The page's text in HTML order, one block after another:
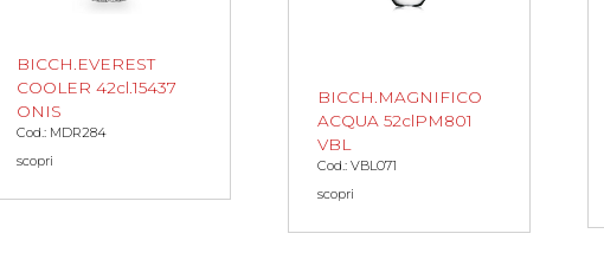
BICCH.EVEREST
COOLER 42cl.15437
ONIS
Cod.: MDR284
scopri
BICCH.MAGNIFICO
ACQUA 52clPM801
VBL
Cod.: VBL071
scopri